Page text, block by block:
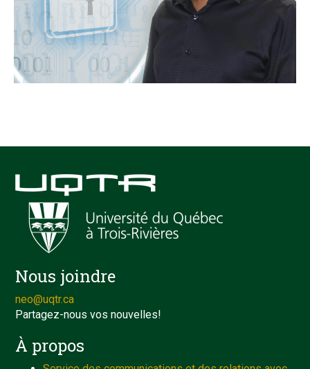
Nous joindre
neo@uqtr.ca
Partagez-nous vos nouvelles!
À propos